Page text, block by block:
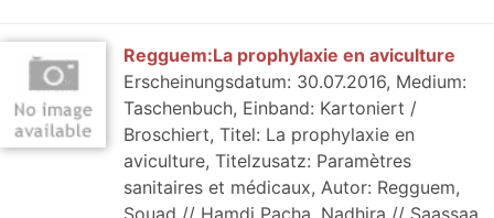
Regguem:La prophylaxie en aviculture
Erscheinungsdatum: 30.07.2016, Medium:
Taschenbuch, Einband: Kartoniert /
Broschiert, Titel: La prophylaxie en
aviculture, Titelzusatz: Paramètres
sanitaires et médicaux, Autor: Regguem,
Souad // Hamdi Pacha, Nadhira // Saassaa,